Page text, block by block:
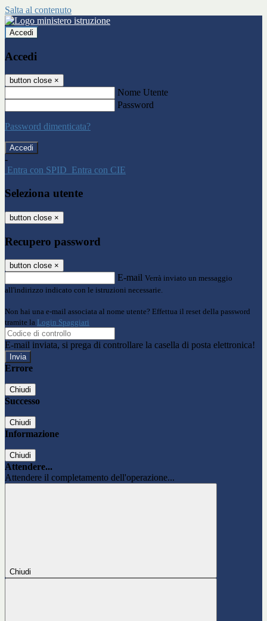
Salta al contenuto
Accedi
Accedi
button close ×
Nome Utente
Password
Password dimenticata?
-
Entra con SPID Entra con CIE
Seleziona utente
button close ×
Recupero password
button close ×
E-mail Verrà inviato un messaggio
all'indirizzo indicato con le istruzioni necessarie.
Non hai una e-mail associata al nome utente? Effettua il reset della password
tramite la Login Spaggiari
E-mail inviata, si prega di controllare la casella di posta elettronica!
Errore
Chiudi
Successo
Chiudi
Informazione
Chiudi
Attendere...
Attendere il completamento dell'operazione...
Chiudi